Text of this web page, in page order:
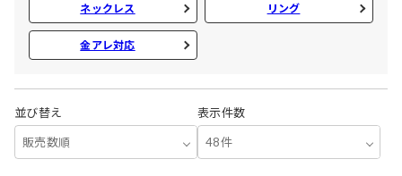
ネックレス リング
金アレ対応
並び替え
販売数順
表示件数
48件